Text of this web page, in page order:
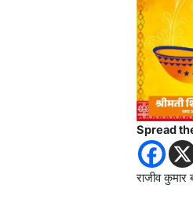
Spread
राजीव कुमार